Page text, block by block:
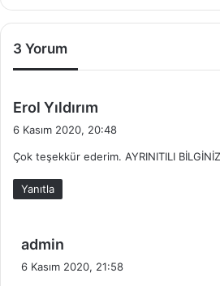
3 Yorum
Erol Yıldırım
i
6 Kasım 2020, 20:48
Çok teşekkür ederim. AYRINITILI
Yanıtla
admin
6 Kasım 2020, 21:58